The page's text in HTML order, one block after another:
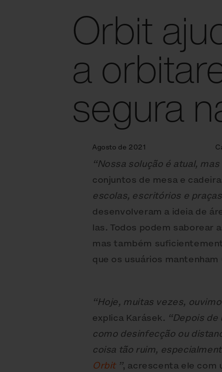
Orbit
a
segura
Agosto de 2021
“Nossa solução é atual,
conjuntos de mesa e
escolas, escritórios e
desenvolveram a ideia de
las. Todos podem saborear
mas também
que os usuários
“Hoje, muitas vezes,
explica Karásek. “Depois
como desinfecção ou
coisa tão ruim,
Orbit”, acrescenta ele com